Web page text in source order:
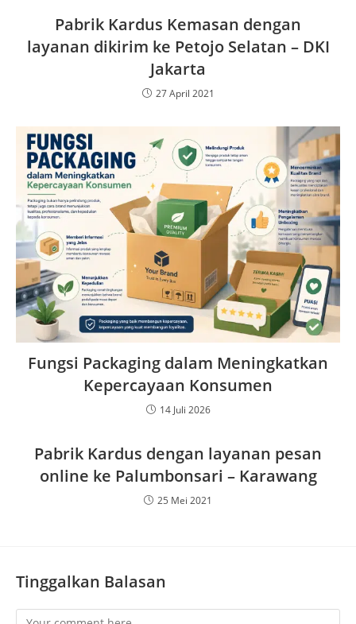
Pabrik Kardus Kemasan dengan
layanan dikirim ke Petojo Selatan – DKI
Jakarta
27 April 2021
Fungsi Packaging dalam Meningkatkan
Kepercayaan Konsumen
14 Juli 2026
Pabrik Kardus dengan layanan pesan
online ke Palumbonsari – Karawang
25 Mei 2021
Tinggalkan Balasan